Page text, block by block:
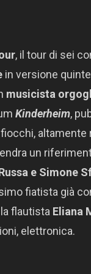
, il tour di sei
in versione
musicista
Kinderheim,
altamente
un
e Simone
fiatista già
flautista Eliana
elettronica.